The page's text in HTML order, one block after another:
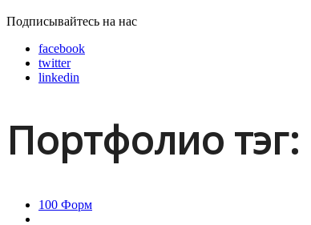
Подписывайтесь на нас
facebook
twitter
linkedin
Портфолио тэг:
100 Форм